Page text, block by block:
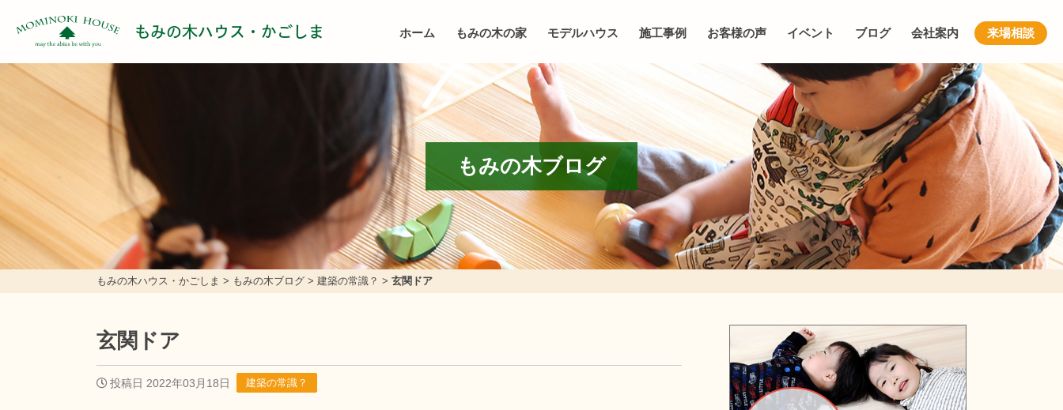
もみの木ハウス・かごしま ホーム もみの木の家 モデルハウス 施工事例 お客様の声 イベント ブログ 会社案内 来場相談
もみの木ブログ
もみの木ハウス・かごしま > もみの木ブログ > 建築の常識？ > 玄関ドア
玄関ドア
投稿日 2022年03月18日 建築の常識？